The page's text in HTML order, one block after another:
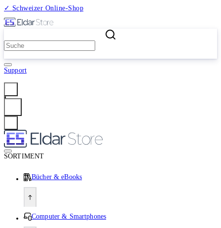
✓ Schweizer Online-Shop
Support
SORTIMENT
Bücher & eBooks
Computer & Smartphones